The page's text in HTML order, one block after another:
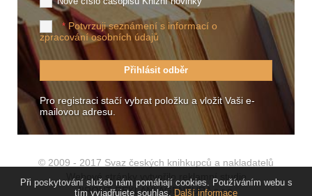
* Potvrzuji seznámení s informací o
zpracování osobních údajů
Pro registraci stačí vybrat položku a vložit Vaši e-
mailovou adresu.
© 2009 - 2017 Svaz českých knihkupců a nakladatelů
Webové stránky vytvořilo reklamní studio
JIROUT REKLANÍ AGENTURA s.r.o.
Při poskytování služeb nám pomáhají cookies. Používáním webu s
tím vyjadřujete souhlas. Další informace